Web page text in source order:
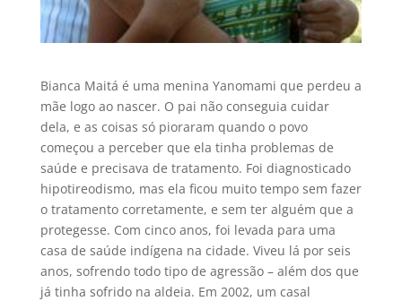
Bianca Maitá é uma menina Yanomami que perdeu a
mãe logo ao nascer. O pai não conseguia cuidar
dela, e as coisas só pioraram quando o povo
começou a perceber que ela tinha problemas de
saúde e precisava de tratamento. Foi diagnosticado
hipotireodismo, mas ela ficou muito tempo sem fazer
o tratamento corretamente, e sem ter alguém que a
protegesse. Com cinco anos, foi levada para uma
casa de saúde indígena na cidade. Viveu lá por seis
anos, sofrendo todo tipo de agressão – além dos que
já tinha sofrido na aldeia. Em 2002, um casal